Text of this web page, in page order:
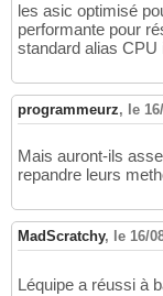
les asic optimisé
performante pour
standard alias
programmeurz, le
Mais auront-ils
repandre leurs
MadScratchy, le 16/
Léquipe a réussi à